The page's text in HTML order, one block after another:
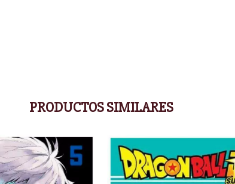
PRODUCTOS SIMILARES